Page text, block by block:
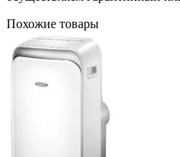
Похожие товары